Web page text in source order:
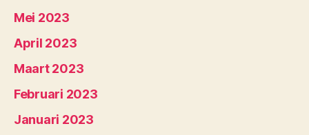
Mei 2023
April 2023
Maart 2023
Februari 2023
Januari 2023